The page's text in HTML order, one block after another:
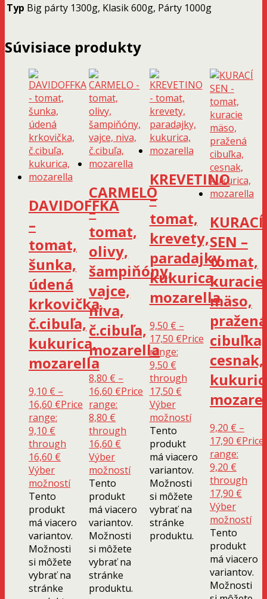
Typ Big párty 1300g, Klasik 600g, Párty 1000g
Súvisiace produkty
DAVIDOFFKA
–
tomat,
šunka,
údená
krkovička,
č.cibuľa,
kukurica,
mozarella
9,10 € –
16,60 €Price
range:
9,10 €
through
16,60 €
Výber
možností
Tento
produkt
má viacero
variantov.
Možnosti
si môžete
vybrať na
stránke
CARMELO
–
tomat,
olivy,
šampiňóny,
vajce,
niva,
č.cibuľa,
mozarella
8,80 € –
16,60 €Price
range:
8,80 €
through
16,60 €
Výber
možností
Tento
produkt
má viacero
variantov.
Možnosti
si môžete
vybrať na
stránke
produktu.
KREVETINO
–
tomat,
krevety,
paradajky,
kukurica,
mozarella
9,50 € –
17,50 €Price
range:
9,50 €
through
17,50 €
Výber
možností
Tento
produkt
má viacero
variantov.
Možnosti
si môžete
vybrať na
stránke
produktu.
KURACÍ
SEN –
tomat,
kuracie
mäso,
pražená
cibuľka,
cesnak,
9,20 € –
17,90 €Price
range:
9,20 €
through
17,90 €
Výber
možností
Tento
produkt
má viacero
variantov.
Možnosti